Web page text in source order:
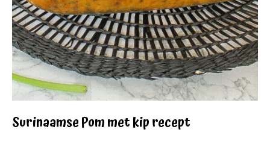
Surinaamse Pom met kip recept